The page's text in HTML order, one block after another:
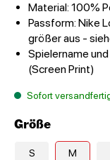
Material: 100%
Passform: Nike
größer aus -
Spielername
(Screen Print)
Sofort
Größe
S M